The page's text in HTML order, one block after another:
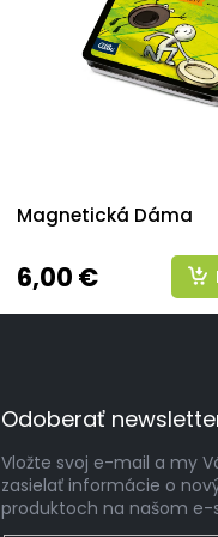
Magnetická Dáma
6,00 €
Odoberať
Vložte svoj e-mail a my
zasielať informácie o
produktoch na našom e-